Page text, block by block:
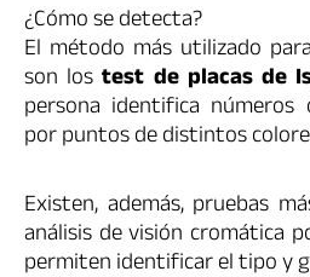
¿Cómo se detecta?
El método más utilizado
son lostest de placas de
persona identifica
por puntos de distintos
Existen, además, pruebas
análisis de visión cromática
permiten identificar el tipo y